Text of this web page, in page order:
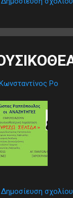
Ρο
Δημοσίευση σχολίου